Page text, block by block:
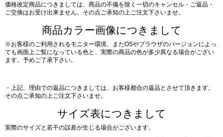
価格改定商品につきましては、商品の不備を除く一切のキャンセル・ご返品・
ご交換はお受け出来ません。その点ご承知の上ご注文下さいませ。
商品カラー画像につきまして
※お客様のご利用されるモニター環境、またOSやブラウザのバージョンによっ
ても画面上ご覧になっている色と、実際の商品の色が多少異なる場合がござい
ます。予めご了承下さい。
・上記、理由での返品につきましては、お客様都合の返品とさせて頂きます。
その点ご承知の上ご注文下さいませ。
サイズ表につきまして
実際のサイズと若干の誤差が生じる場合がございます。